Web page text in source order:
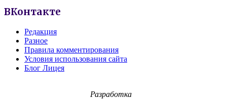
ВКонтакте
Редакция
Разное
Правила комментирования
Условия использования сайта
Блог Лицея
Разработка